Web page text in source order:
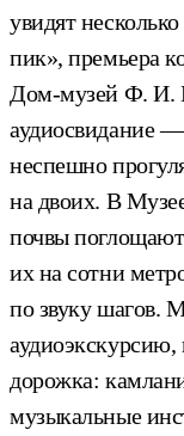
увидят
пик», премьера
Дом‑музей Ф. И.
аудиосвидание
неспешно
на двоих. В
почвы
их на сотни
по звуку шагов.
аудиоэкскурсию,
дорожка:
музыкальные